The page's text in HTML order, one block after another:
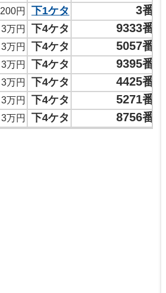
200円 下1ケタ 3番
3万円 下4ケタ 9333番
3万円 下4ケタ 5057番
3万円 下4ケタ 9395番
3万円 下4ケタ 4425番
3万円 下4ケタ 5271番
3万円 下4ケタ 8756番